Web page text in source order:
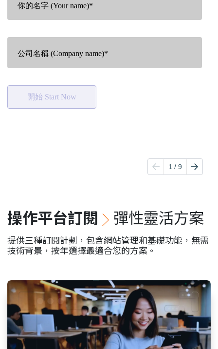
操作平台訂閱 彈性靈活方案
提供三種訂閱計劃，包含網站管理和基礎功能，無需
技術背景，按年選擇最適合您的方案。